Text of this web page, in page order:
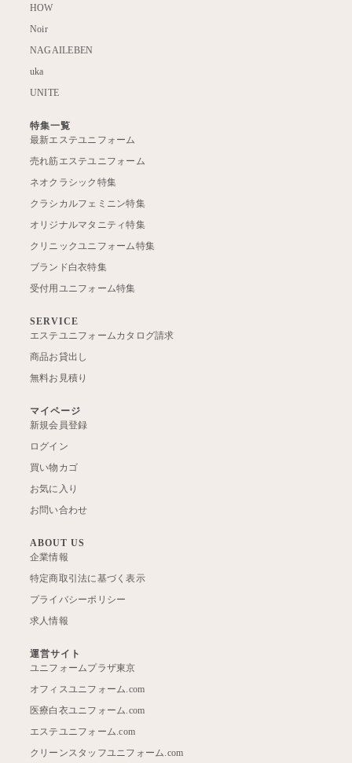
HOW
Noir
NAGAILEBEN
uka
UNITE
特集一覧
最新エステユニフォーム
売れ筋エステユニフォーム
ネオクラシック特集
クラシカルフェミニン特集
オリジナルマタニティ特集
クリニックユニフォーム特集
ブランド白衣特集
受付用ユニフォーム特集
SERVICE
エステユニフォームカタログ請求
商品お貸出し
無料お見積り
マイページ
新規会員登録
ログイン
買い物カゴ
お気に入り
お問い合わせ
ABOUT US
企業情報
特定商取引法に基づく表示
プライバシーポリシー
求人情報
運営サイト
ユニフォームプラザ東京
オフィスユニフォーム.com
医療白衣ユニフォーム.com
エステユニフォーム.com
クリーンスタッフユニフォーム.com